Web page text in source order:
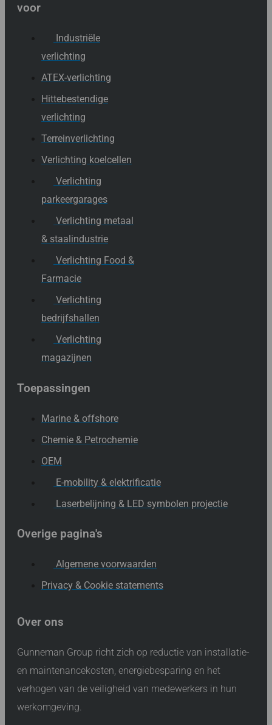
voor
Industriële
verlichting
ATEX-verlichting
Hittebestendige
verlichting
Terreinverlichting
Verlichting koelcellen
Verlichting
parkeergarages
Verlichting metaal
& staalindustrie
Verlichting Food &
Farmacie
Verlichting
bedrijfshallen
Verlichting
magazijnen
Toepassingen
Marine & offshore
Chemie & Petrochemie
OEM
E-mobility & elektrificatie
Laserbelijning & LED symbolen projectie
Overige pagina's
Algemene voorwaarden
Privacy & Cookie statements
Over ons
Gunneman Group richt zich op reductie van installatie-
en maintenancekosten, energiebesparing en het
verhogen van de veiligheid van medewerkers in hun
werkomgeving.